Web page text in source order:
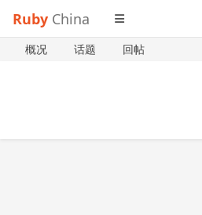
Ruby China
概况 话题 回帖